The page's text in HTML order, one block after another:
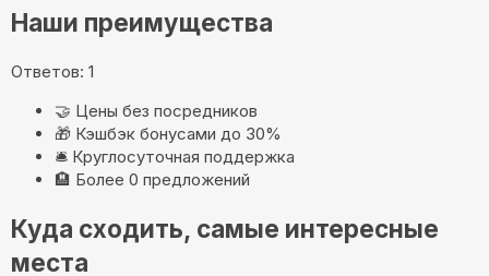
Наши преимущества
Ответов: 1
🤝 Цены без посредников
🎁 Кэшбэк бонусами до 30%
🛎️ Круглосуточная поддержка
🏨 Более 0 предложений
Куда сходить, самые интересные
места